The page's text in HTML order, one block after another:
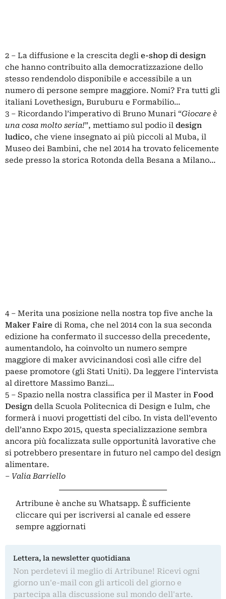
2 – La diffusione e la crescita degli e-shop di design
che hanno contribuito alla democratizzazione dello
stesso rendendolo disponibile e accessibile a un
numero di persone sempre maggiore. Nomi? Fra tutti gli
italiani Lovethesign, Buruburu e Formabilio…
3 – Ricordando l’imperativo di Bruno Munari “Giocare è
una cosa molto seria!”, mettiamo sul podio il design
ludico, che viene insegnato ai più piccoli al Muba, il
Museo dei Bambini, che nel 2014 ha trovato felicemente
sede presso la storica Rotonda della Besana a Milano…
4 – Merita una posizione nella nostra top five anche la
Maker Faire di Roma, che nel 2014 con la sua seconda
edizione ha confermato il successo della precedente,
aumentandolo, ha coinvolto un numero sempre
maggiore di maker avvicinandosi così alle cifre del
paese promotore (gli Stati Uniti). Da leggere l’intervista
al direttore Massimo Banzi…
5 – Spazio nella nostra classifica per il Master in Food
Design della Scuola Politecnica di Design e Iulm, che
formerà i nuovi progettisti del cibo. In vista dell’evento
dell’anno Expo 2015, questa specializzazione sembra
ancora più focalizzata sulle opportunità lavorative che
si potrebbero presentare in futuro nel campo del design
alimentare.
– Valia Barriello
Artribune è anche su Whatsapp. È sufficiente
cliccare qui per iscriversi al canale ed essere
sempre aggiornati
Lettera, la newsletter quotidiana
Non perdetevi il meglio di Artribune! Ricevi ogni
giorno un'e-mail con gli articoli del giorno e
partecipa alla discussione sul mondo dell'arte.